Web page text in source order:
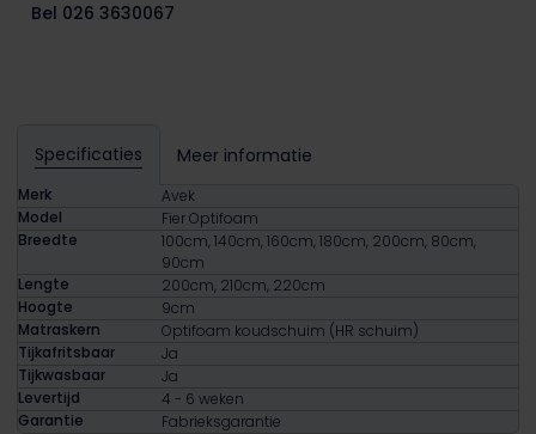
Bel 026 3630067
Specificaties Meer informatie
Merk
Avek
Model
Fier Optifoam
Breedte
100cm, 140cm, 160cm, 180cm, 200cm, 80cm,
90cm
Lengte
200cm, 210cm, 220cm
Hoogte
9cm
Matraskern
Optifoam koudschuim (HR schuim)
Tijkafritsbaar
Ja
Tijkwasbaar
Ja
Levertijd
4 - 6 weken
Garantie
Fabrieksgarantie